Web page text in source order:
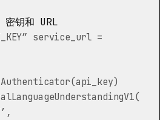
密钥和 URL
service_url =